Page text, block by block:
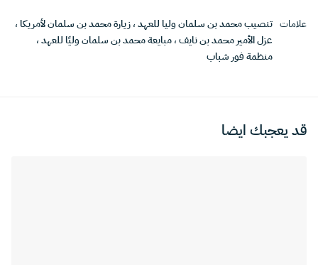
علامات تنصيب محمد بن سلمان وليا للعهد،زيارة محمد بن سلمان لأمريكا،
عزل الأمير محمد بن نايف،مبايعة محمد بن سلمان وليًا للعهد،
منظمة فور شباب
قد يعجبك ايضا